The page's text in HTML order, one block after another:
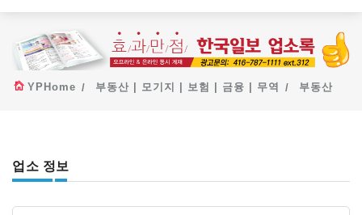
YPHome 부동산 | 모기지 | 보험 | 금융 | 무역 부동산
업소 정보